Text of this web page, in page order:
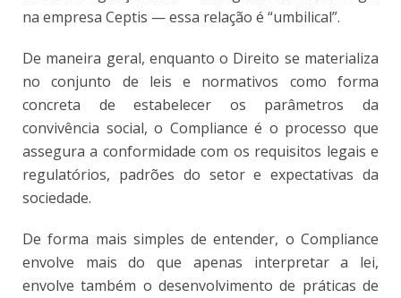
na empresa Ceptis — essa relação é “umbilical”.
De maneira geral, enquanto o Direito se materializa
no conjunto de leis e normativos como forma
concreta de estabelecer os parâmetros da
convivência social, o Compliance é o processo que
assegura a conformidade com os requisitos legais e
regulatórios, padrões do setor e expectativas da
sociedade.
De forma mais simples de entender, o Compliance
envolve mais do que apenas interpretar a lei,
envolve também o desenvolvimento de práticas de